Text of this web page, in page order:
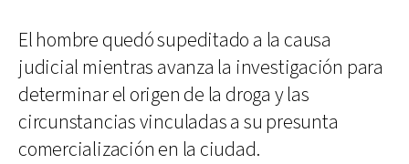
El hombre quedó supeditado a la causa
judicial mientras avanza la investigación para
determinar el origen de la droga y las
circunstancias vinculadas a su presunta
comercialización en la ciudad.